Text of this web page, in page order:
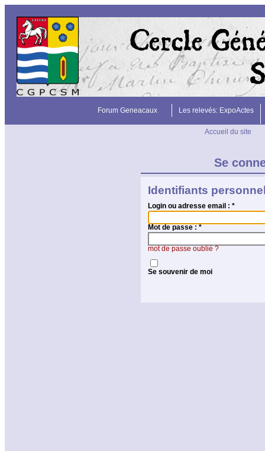
Forum Geneacaux Les relevés: ExpoActes
Accueil du site
Se
Identifiants
Login ou adresse email : *
Mot de passe :*
mot de passe oublié ?
Se souvenir de moi